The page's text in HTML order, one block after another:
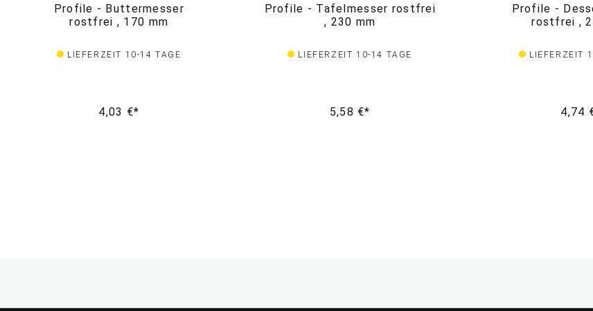
Profile - Buttermesser
rostfrei , 170 mm
LIEFERZEIT 10-14 TAGE
4,03 €*
Profile - Tafelmesser rostfrei
, 230 mm
LIEFERZEIT 10-14 TAGE
5,58 €*
Profile -
rostfrei ,
LIEFERZEIT
4,74